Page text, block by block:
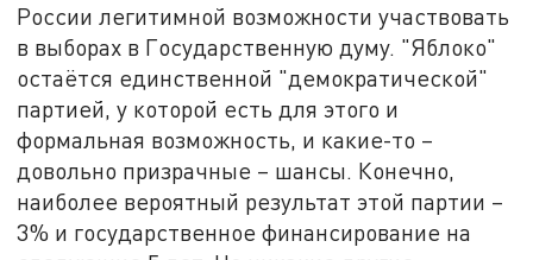
России легитимной возможности участвовать
в выборах в Государственную думу. "Яблоко"
остаётся единственной "демократической"
партией, у которой есть для этого и
формальная возможность, и какие-то –
довольно призрачные – шансы. Конечно,
наиболее вероятный результат этой партии –
3% и государственное финансирование на